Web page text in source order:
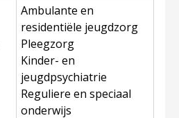
Ambulante en
residentiële jeugdzorg
Pleegzorg
Kinder- en
jeugdpsychiatrie
Reguliere en speciaal
onderwijs